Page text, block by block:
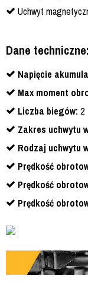
Uchwyt
Dane techniczne:
Napięcie
Max moment
Liczba biegów: 2
Zakres uchwytu
Rodzaj uchwytu
Prędkość
Prędkość
Prędkość